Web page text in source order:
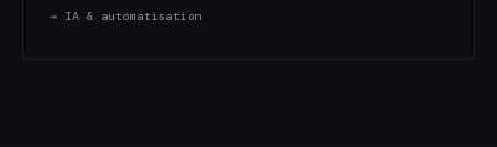
→ IA & automatisation